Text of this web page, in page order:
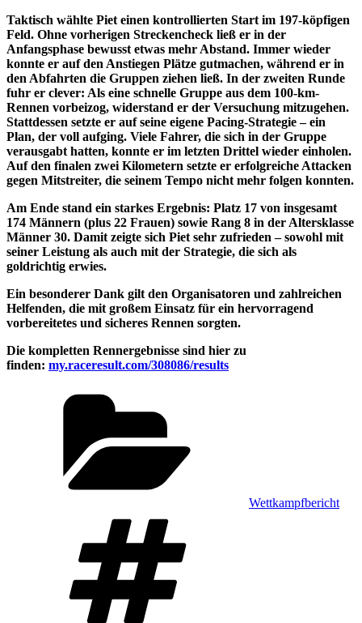
Taktisch wählte Piet einen kontrollierten Start im 197-köpfigen
Feld. Ohne vorherigen Streckencheck ließ er in der
Anfangsphase bewusst etwas mehr Abstand. Immer wieder
konnte er auf den Anstiegen Plätze gutmachen, während er in
den Abfahrten die Gruppen ziehen ließ. In der zweiten Runde
fuhr er clever: Als eine schnelle Gruppe aus dem 100-km-
Rennen vorbeizog, widerstand er der Versuchung mitzugehen.
Stattdessen setzte er auf seine eigene Pacing-Strategie – ein
Plan, der voll aufging. Viele Fahrer, die sich in der Gruppe
verausgabt hatten, konnte er im letzten Drittel wieder einholen.
Auf den finalen zwei Kilometern setzte er erfolgreiche Attacken
gegen Mitstreiter, die seinem Tempo nicht mehr folgen konnten.
Am Ende stand ein starkes Ergebnis: Platz 17 von insgesamt
174 Männern (plus 22 Frauen) sowie Rang 8 in der Altersklasse
Männer 30. Damit zeigte sich Piet sehr zufrieden – sowohl mit
seiner Leistung als auch mit der Strategie, die sich als
goldrichtig erwies.
Ein besonderer Dank gilt den Organisatoren und zahlreichen
Helfenden, die mit großem Einsatz für ein hervorragend
vorbereitetes und sicheres Rennen sorgten.
Die kompletten Rennergebnisse sind hier zu
finden: my.raceresult.com/308086/results
Wettkampfbericht